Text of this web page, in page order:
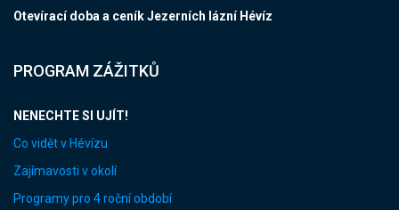
Otevírací doba a ceník Jezerních lázní Hévíz
PROGRAM ZÁŽITKŮ
NENECHTE SI UJÍT!
Co vidět v Hévízu
Zajímavosti v okolí
Programy pro 4 roční období